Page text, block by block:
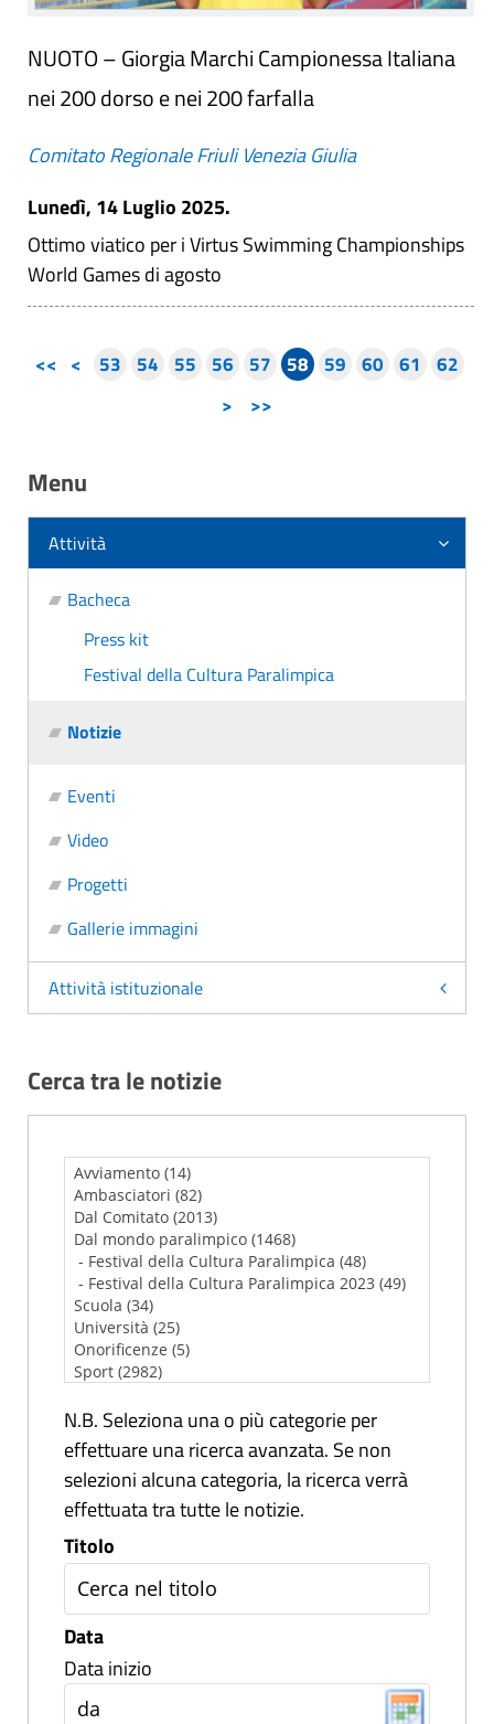
NUOTO – Giorgia Marchi Campionessa Italiana
nei 200 dorso e nei 200 farfalla
Comitato Regionale Friuli Venezia Giulia
Lunedì, 14 Luglio 2025.
Ottimo viatico per i Virtus Swimming Championships
World Games di agosto
<< < 53 54 55 56 57 58 59 60 61
62
>
>>
Menu
Attività
Bacheca
Press kit
Festival della Cultura Paralimpica
Notizie
Eventi
Video
Progetti
Gallerie immagini
Attività istituzionale
Cerca tra le notizie
N.B. Seleziona una o più categorie per
effettuare una ricerca avanzata. Se non
selezioni alcuna categoria, la ricerca verrà
effettuata tra tutte le notizie.
Titolo
Data
Data inizio